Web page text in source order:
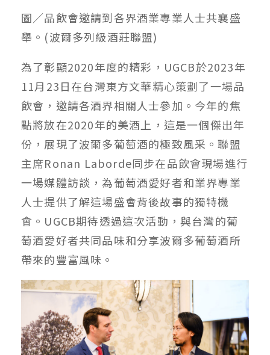
圖／品飲會邀請到各界酒業專業人士共襄盛
舉。(波爾多列級酒莊聯盟)
為了彰顯2020年度的精彩，UGCB於2023年
11月23日在台灣東方文華精心策劃了一場品
飲會，邀請各酒界相關人士參加。今年的焦
點將放在2020年的美酒上，這是一個傑出年
份，展現了波爾多葡萄酒的極致風采。聯盟
主席Ronan Laborde同步在品飲會現場進行
一場媒體訪談，為葡萄酒愛好者和業界專業
人士提供了解這場盛會背後故事的獨特機
會。UGCB期待透過這次活動，與台灣的葡
萄酒愛好者共同品味和分享波爾多葡萄酒所
帶來的豐富風味。